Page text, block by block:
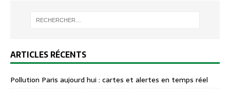
ARTICLES RÉCENTS
Pollution Paris aujourd hui : cartes et alertes en temps réel